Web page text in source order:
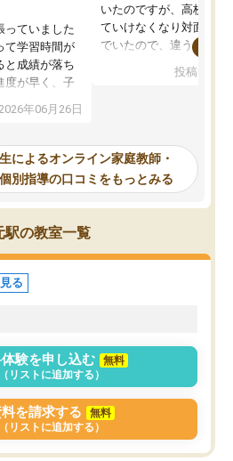
っていました
て学習時間が
と成績が落ち
度が早く、子
ると嫌な反
にお願いして
心です。毎日
、わからない
答してくれる
年06月26日
いたのですが、高校に入
ていけなくなり対面の塾
でいたので、違うアプロ
で、当初は模試でD判定
自習室が毎日使えていつ
るのが心強かったよう
謝です。
投稿日：
によるオンライン家庭教師・
個別指導の口コミをもっとみる
駅の教室一覧
る
験を申し込む
無料
（リストに追加する）
を請求する
無料
（リストに追加する）